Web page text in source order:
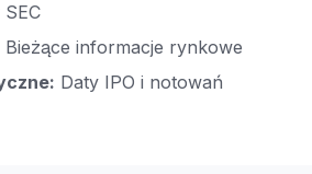
Bieżące informacje rynkowe
Daty IPO i notowań